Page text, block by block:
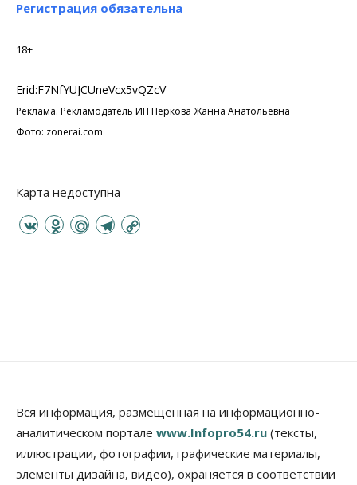
Регистрация обязательна
18+
Erid:F7NfYUJCUneVcx5vQZcV
Реклама. Рекламодатель ИП Перкова Жанна Анатольевна
Фото: zonerai.com
Карта недоступна
V
O
i
k
i
M
T
Вся информация, размещенная на информационно-
аналитическом портале www.Infopro54.ru (тексты,
иллюстрации, фотографии, графические материалы,
элементы дизайна, видео), охраняется в соответствии